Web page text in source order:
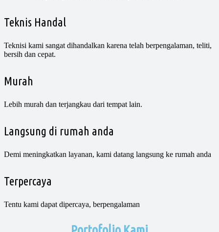
Teknis Handal
Teknisi kami sangat dihandalkan karena telah berpengalaman, teliti,
bersih dan cepat.
Murah
Lebih murah dan terjangkau dari tempat lain.
Langsung di rumah anda
Demi meningkatkan layanan, kami datang langsung ke rumah anda
Terpercaya
Tentu kami dapat dipercaya, berpengalaman